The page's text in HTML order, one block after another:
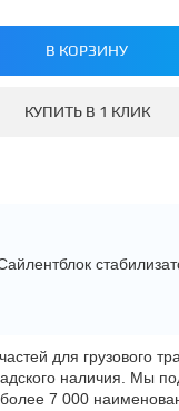
В КОРЗИНУ
КУПИТЬ В 1 КЛИК
для грузового
наличия. Мы
7 000